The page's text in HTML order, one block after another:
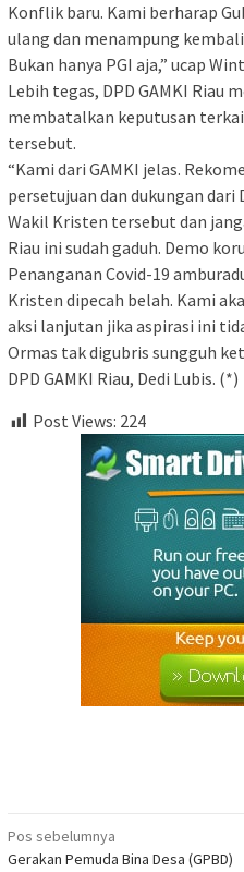
Konflik baru. Kami berharap
ulang dan menampung
Bukan hanya PGI aja,” ucap
Lebih tegas, DPD GAMKI Riau
membatalkan keputusan
tersebut.
“Kami dari GAMKI jelas.
persetujuan dan dukungan dari
Wakil Kristen tersebut dan
Riau ini sudah gaduh. Demo
Penanganan Covid-19
Kristen dipecah belah. Kami
aksi lanjutan jika aspirasi ini
Ormas tak digubris sungguh
DPD GAMKI Riau, Dedi Lubis. (*)
Post Views: 224
Navigasi
Pos sebelumnya
Gerakan Pemuda Bina Desa (GPBD)